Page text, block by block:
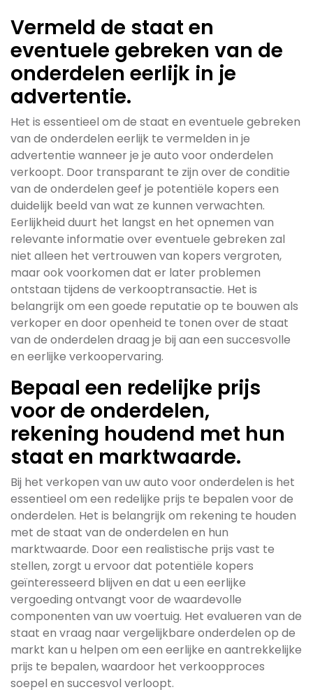
Vermeld de staat en
eventuele gebreken van de
onderdelen eerlijk in je
advertentie.
Het is essentieel om de staat en eventuele gebreken
van de onderdelen eerlijk te vermelden in je
advertentie wanneer je je auto voor onderdelen
verkoopt. Door transparant te zijn over de conditie
van de onderdelen geef je potentiële kopers een
duidelijk beeld van wat ze kunnen verwachten.
Eerlijkheid duurt het langst en het opnemen van
relevante informatie over eventuele gebreken zal
niet alleen het vertrouwen van kopers vergroten,
maar ook voorkomen dat er later problemen
ontstaan tijdens de verkooptransactie. Het is
belangrijk om een goede reputatie op te bouwen als
verkoper en door openheid te tonen over de staat
van de onderdelen draag je bij aan een succesvolle
en eerlijke verkoopervaring.
Bepaal een redelijke prijs
voor de onderdelen,
rekening houdend met hun
staat en marktwaarde.
Bij het verkopen van uw auto voor onderdelen is het
essentieel om een redelijke prijs te bepalen voor de
onderdelen. Het is belangrijk om rekening te houden
met de staat van de onderdelen en hun
marktwaarde. Door een realistische prijs vast te
stellen, zorgt u ervoor dat potentiële kopers
geïnteresseerd blijven en dat u een eerlijke
vergoeding ontvangt voor de waardevolle
componenten van uw voertuig. Het evalueren van de
staat en vraag naar vergelijkbare onderdelen op de
markt kan u helpen om een eerlijke en aantrekkelijke
prijs te bepalen, waardoor het verkoopproces
soepel en succesvol verloopt.